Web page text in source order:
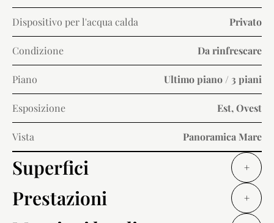
Dispositivo per l'acqua calda Privato
Condizione Da rinfrescare
Piano Ultimo piano / 3 piani
Esposizione Est, Ovest
Vista Panoramica Mare
Superfici +
Prestazioni +